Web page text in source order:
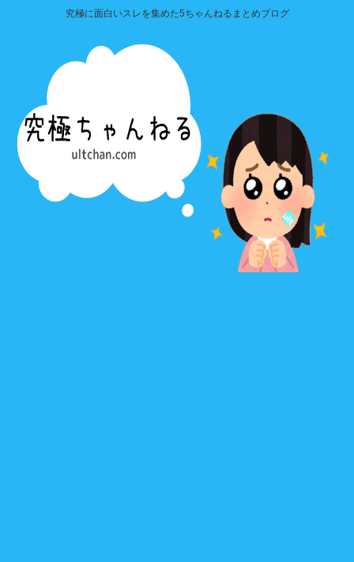
究極に面白いスレを集めた5ちゃんねるまとめブログ